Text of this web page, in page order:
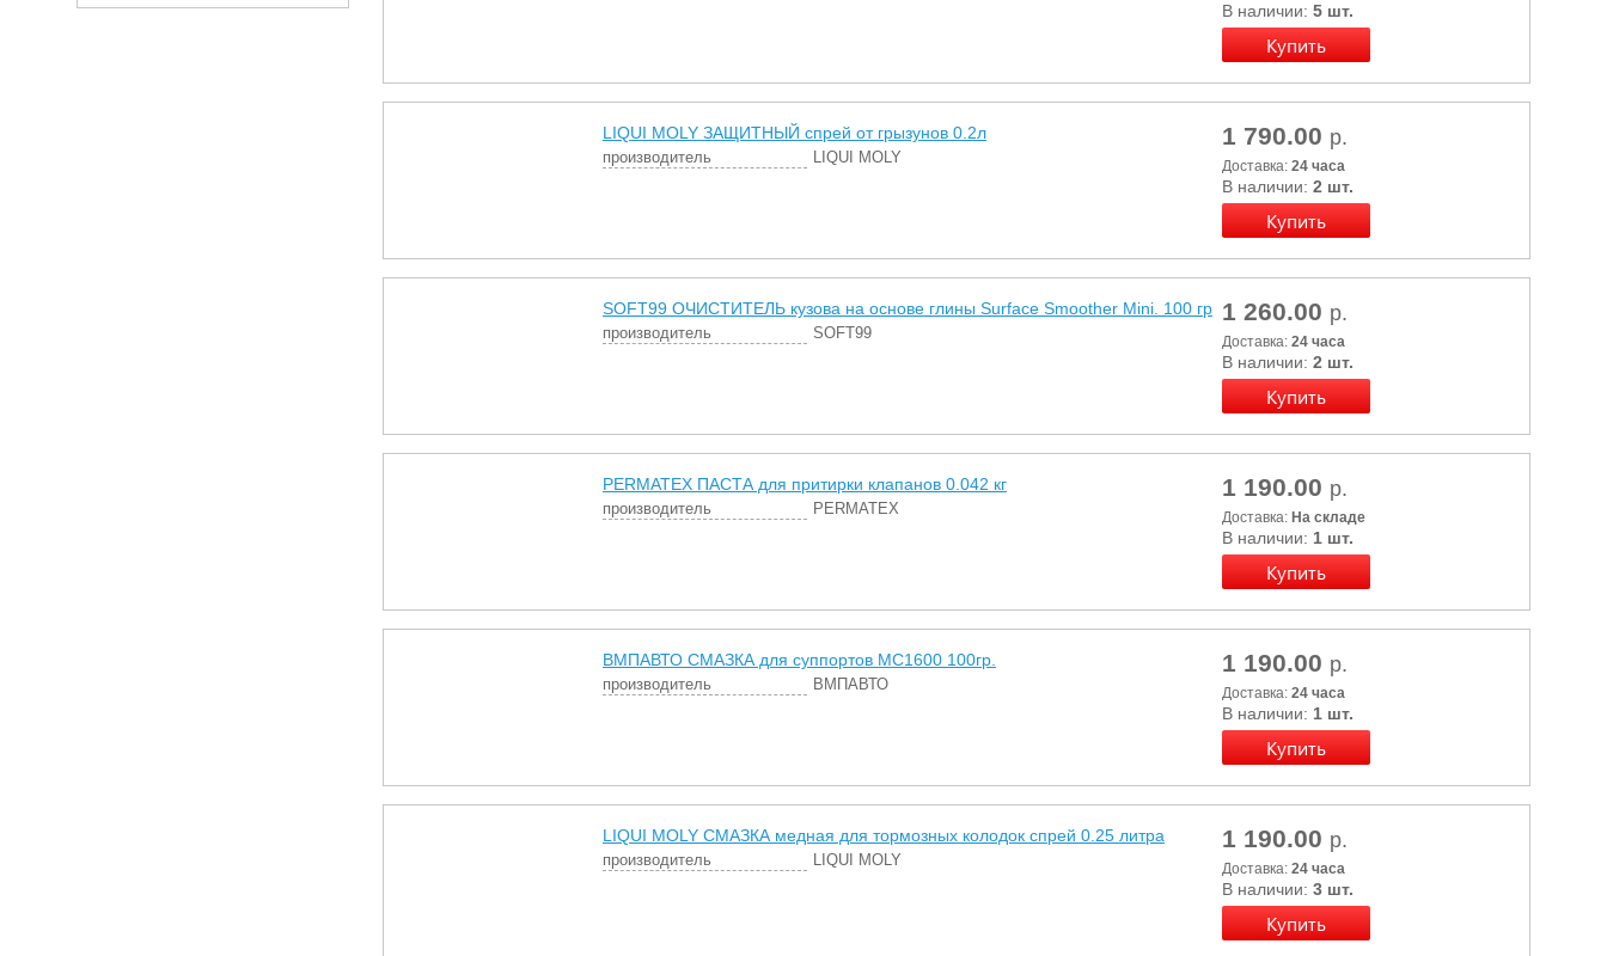
В наличии: 5 шт.
LIQUI MOLY ЗАЩИТНЫЙ спрей от грызунов 0.2л
производитель LIQUI MOLY
1 790.00 р.
Доставка: 24 часа
В наличии: 2 шт.
SOFT99 ОЧИСТИТЕЛЬ кузова на основе глины Surface Smoother Mini. 100 гр
производитель SOFT99
1 260.00 р.
Доставка: 24 часа
В наличии: 2 шт.
PERMATEX ПАСТА для притирки клапанов 0.042 кг
производитель PERMATEX
1 190.00 р.
Доставка: На складе
В наличии: 1 шт.
ВМПАВТО СМАЗКА для суппортов МС1600 100гр.
производитель ВМПАВТО
1 190.00 р.
Доставка: 24 часа
В наличии: 1 шт.
LIQUI MOLY СМАЗКА медная для тормозных колодок спрей 0.25 литра
производитель LIQUI MOLY
1 190.00 р.
Доставка: 24 часа
В наличии: 3 шт.